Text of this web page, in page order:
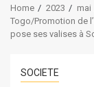
Home 2023 mai
Togo/Promotion de
pose ses valises à
SOCIETE